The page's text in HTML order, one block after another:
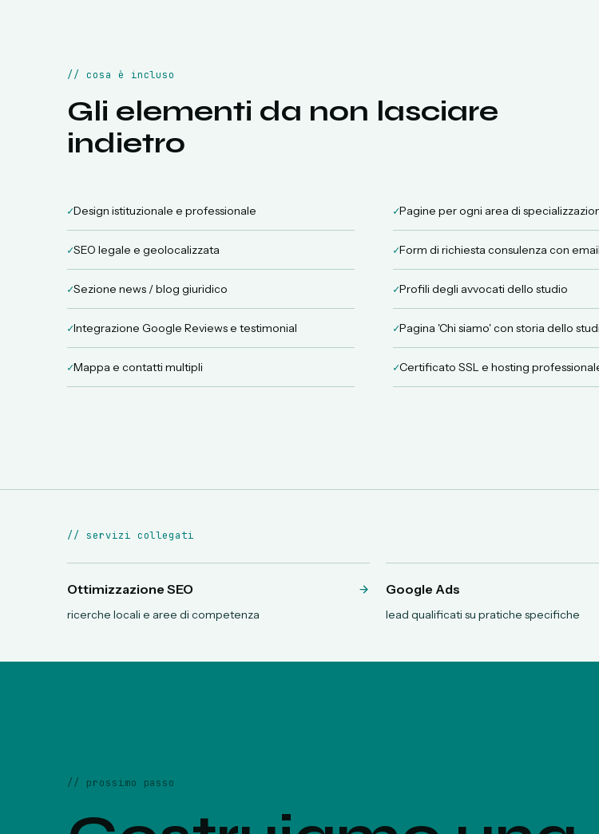
// cosa è incluso
Gli elementi da non lasciare
indietro
✓Design istituzionale e professionale ✓Pagine per ogni area di
✓SEO legale e geolocalizzata ✓Form di richiesta consulenza con
✓Sezione news / blog giuridico ✓Profili degli avvocati dello studio
✓Integrazione Google Reviews e testimonial ✓Pagina 'Chi siamo' con storia dello
✓Mappa e contatti multipli ✓Certificato SSL e hosting
// servizi collegati
Ottimizzazione SEO
ricerche locali e aree di competenza
Google Ads
lead qualificati su pratiche specifiche
// prossimo passo